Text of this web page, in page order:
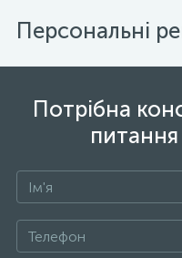
Персональні
Потрібна